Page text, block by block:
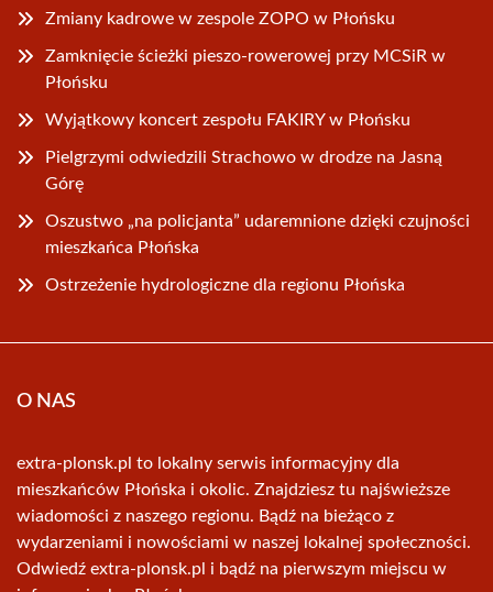
Zmiany kadrowe w zespole ZOPO w Płońsku
Zamknięcie ścieżki pieszo-rowerowej przy MCSiR w
Płońsku
Wyjątkowy koncert zespołu FAKIRY w Płońsku
Pielgrzymi odwiedzili Strachowo w drodze na Jasną
Górę
Oszustwo „na policjanta” udaremnione dzięki czujności
mieszkańca Płońska
Ostrzeżenie hydrologiczne dla regionu Płońska
O NAS
extra-plonsk.pl to lokalny serwis informacyjny dla
mieszkańców Płońska i okolic. Znajdziesz tu najświeższe
wiadomości z naszego regionu. Bądź na bieżąco z
wydarzeniami i nowościami w naszej lokalnej społeczności.
Odwiedź extra-plonsk.pl i bądź na pierwszym miejscu w